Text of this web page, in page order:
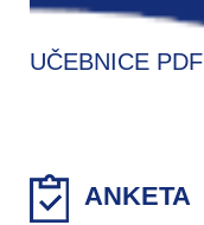
UČEBNICE PDF
ANKETA